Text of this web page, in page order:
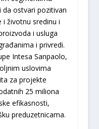
ostvari pozitivan
životnu sredinu i
i usluga
i privredi.
Intesa Sanpaolo,
uslovima
za projekte
25 miliona
efikasnosti,
preduzetnicama.